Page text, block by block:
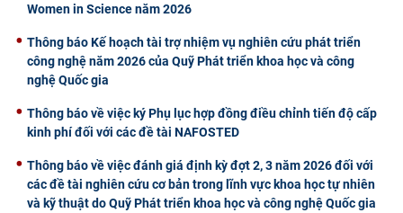
Women in Science năm 2026
Thông báo Kế hoạch tài trợ nhiệm vụ nghiên cứu phát triển
công nghệ năm 2026 của Quỹ Phát triển khoa học và công
nghệ Quốc gia
Thông báo về việc ký Phụ lục hợp đồng điều chỉnh tiến độ cấp
kinh phí đối với các đề tài NAFOSTED
Thông báo về việc đánh giá định kỳ đợt 2, 3 năm 2026 đối với
các đề tài nghiên cứu cơ bản trong lĩnh vực khoa học tự nhiên
và kỹ thuật do Quỹ Phát triển khoa học và công nghệ Quốc gia